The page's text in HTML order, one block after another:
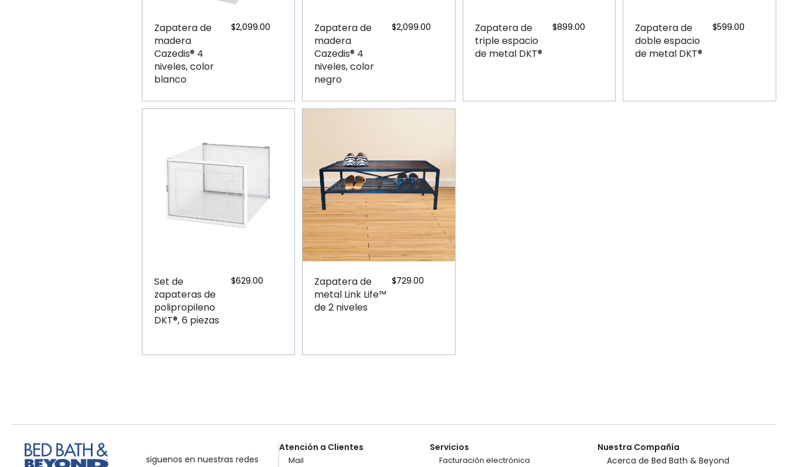
Zapatera de
madera
Cazedis® 4
niveles, color
blanco
$2,099.00
Zapatera de
madera
Cazedis® 4
niveles, color
negro
$2,099.00
Zapatera de
triple espacio
de metal DKT®
$899.00
Zapatera de
doble espacio
de metal DKT®
$599.00
Set de
zapateras de
polipropileno
DKT®, 6 piezas
$629.00
Zapatera de
metal Link Life™
de 2 niveles
$729.00
siguenos en nuestras redes
Atención a Clientes
Mail
Servicios
Facturación electrónica
Nuestra Compañía
Acerca de Bed Bath & Beyond